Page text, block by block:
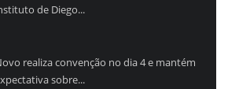
de Diego...
realiza convenção no dia 4 e mantém
sobre...